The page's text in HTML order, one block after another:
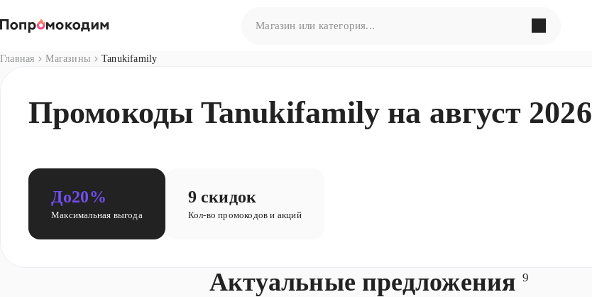
Попробуйте сформулировать запрос по-другому
Главная Магазины Tanukifamily
Промокоды Tanukifamily на август 2026
До20%
Максимальная выгода
9 скидок
Кол-во промокодов и акций
Актуальные предложения 9